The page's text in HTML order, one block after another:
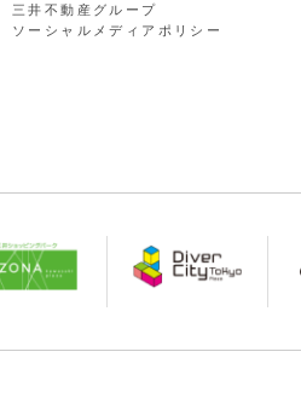
三井不動産グループ
ソーシャルメディアポリシー